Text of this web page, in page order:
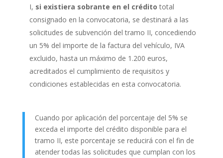
I, si existiera sobrante en el crédito total
consignado en la convocatoria, se destinará a las
solicitudes de subvención del tramo II, concediendo
un 5% del importe de la factura del vehículo, IVA
excluido, hasta un máximo de 1.200 euros,
acreditados el cumplimiento de requisitos y
condiciones establecidas en esta convocatoria.
Cuando por aplicación del porcentaje del 5% se
exceda el importe del crédito disponible para el
tramo II, este porcentaje se reducirá con el fin de
atender todas las solicitudes que cumplan con los